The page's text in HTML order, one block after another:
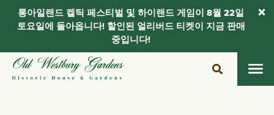
롱아일랜드 켈틱 페스티벌 및 하이랜드 게임이 8월 22일
토요일에 돌아옵니다! 할인된 얼리버드 티켓이 지금 판매
중입니다!